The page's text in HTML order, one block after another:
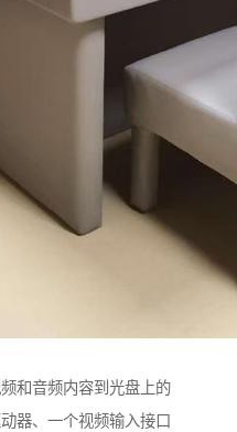
和音频内容到光盘上的
器、一个视频输入接口